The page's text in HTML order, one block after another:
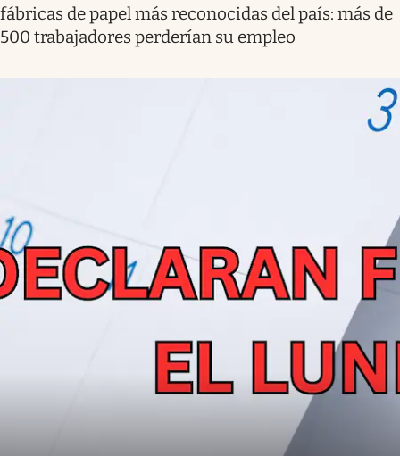
fábricas de papel más reconocidas del país: más de
500 trabajadores perderían su empleo